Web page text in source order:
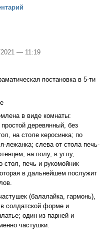
— 11:19
постановка в 5-ти
в виде комнаты:
деревянный, без
на столе керосинка; по
лежанка; слева от стола печь-
на полу, в углу,
стол, печь и рукомойник
в дальнейшем послужит
(балалайка, гармонь),
солдатской форме и
один из парней и
частушки.